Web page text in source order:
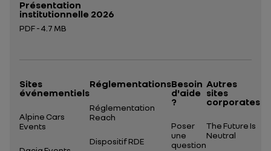
Présentation
institutionnelle 2026
PDF - 4.7 MB
Sites
événementiels
Alpine Cars
Events
Réglementations
Réglementation
Reach
Dispositif RDE
Besoin
d'aide
?
Poser
une
question
Autres
sites
corporates
The Future Is
Neutral